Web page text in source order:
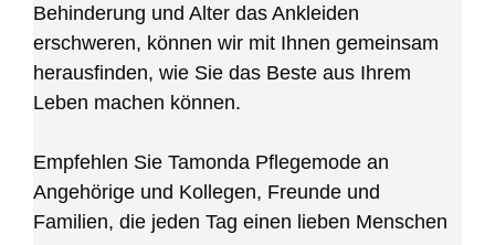
Behinderung und Alter das Ankleiden
erschweren, können wir mit Ihnen gemeinsam
herausfinden, wie Sie das Beste aus Ihrem
Leben machen können.
Empfehlen Sie Tamonda Pflegemode an
Angehörige und Kollegen, Freunde und
Familien, die jeden Tag einen lieben Menschen